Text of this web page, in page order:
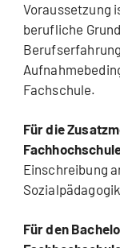
Voraussetzung
berufliche
Fachschule.
Für die
Einschreibung
Für den